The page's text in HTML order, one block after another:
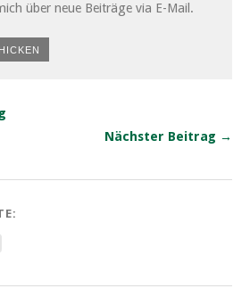
über neue Beiträge via E-Mail.
Nächster Beitrag →